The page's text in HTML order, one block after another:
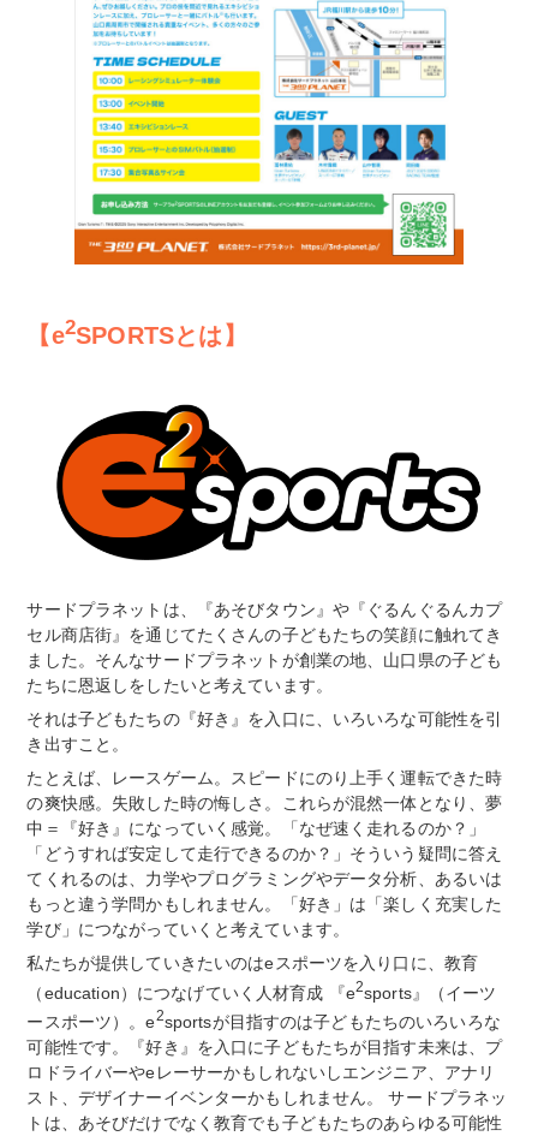
【e2SPORTSとは】
サードプラネットは、『あそびタウン』や『ぐるんぐるんカプ
セル商店街』を通じてたくさんの子どもたちの笑顔に触れてき
ました。そんなサードプラネットが創業の地、山口県の子ども
たちに恩返しをしたいと考えています。
それは子どもたちの『好き』を入口に、いろいろな可能性を引
き出すこと。
たとえば、レースゲーム。スピードにのり上手く運転できた時
の爽快感。失敗した時の悔しさ。これらが混然一体となり、夢
中＝『好き』になっていく感覚。「なぜ速く走れるのか？」
「どうすれば安定して走行できるのか？」そういう疑問に答え
てくれるのは、力学やプログラミングやデータ分析、あるいは
もっと違う学問かもしれません。「好き」は「楽しく充実した
学び」につながっていくと考えています。
私たちが提供していきたいのはeスポーツを入り口に、教育
（education）につなげていく人材育成 『e2sports』（イーツ
ースポーツ）。e2sportsが目指すのは子どもたちのいろいろな
可能性です。『好き』を入口に子どもたちが目指す未来は、プ
ロドライバーやeレーサーかもしれないしエンジニア、アナリ
スト、デザイナーイベンターかもしれません。 サードプラネッ
トは、あそびだけでなく教育でも子どもたちのあらゆる可能性